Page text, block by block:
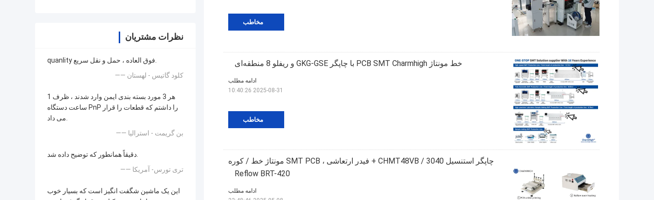
نظرات مشتریان
quanlity فوق العاده ، حمل و نقل سریع.
—— کلود گاتیس - لهستان
هر 3 مورد بسته بندی ایمن وارد شدند ، ظرف 1
ساعت دستگاه PnP را داشتم که قطعات را قرار
می داد.
—— بن گریمت - استرالیا
دقیقاً همانطور که توضیح داده شد.
—— تری تورس- آمریکا
این یک ماشین شگفت انگیز است که بسیار خوب
مخاطب
خط مونتاژ PCB SMT Charmhigh با چاپگر GKG-GSE و ریفلو 8 منطقه‌ای
مخاطب
ادامه مطلب
2025-08-31 10:40:26
چاپگر استنسیل 3040 / CHMT48VB + فیدر ارتعاشی ، SMT PCB مونتاژ خط / کوره
Reflow BRT-420
ادامه مطلب